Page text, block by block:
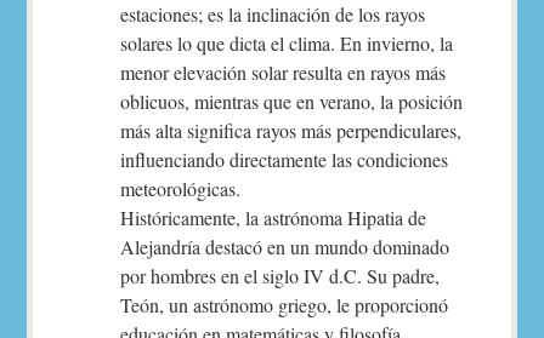
estaciones; es la inclinación de los rayos
solares lo que dicta el clima. En invierno, la
menor elevación solar resulta en rayos más
oblicuos, mientras que en verano, la posición
más alta significa rayos más perpendiculares,
influenciando directamente las condiciones
meteorológicas.
Históricamente, la astrónoma Hipatia de
Alejandría destacó en un mundo dominado
por hombres en el siglo IV d.C. Su padre,
Teón, un astrónomo griego, le proporcionó